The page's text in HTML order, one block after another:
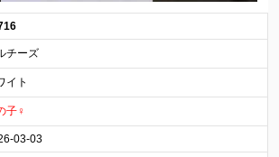
チーズ
イト
子♀
03-03